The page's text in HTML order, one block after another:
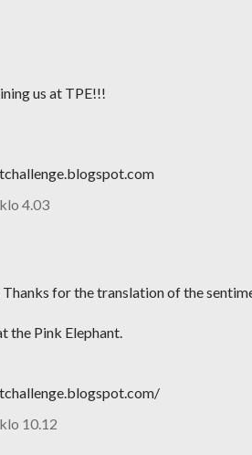
us at TPE!!!
4.03
for the translation of the
the Pink Elephant.
10.12